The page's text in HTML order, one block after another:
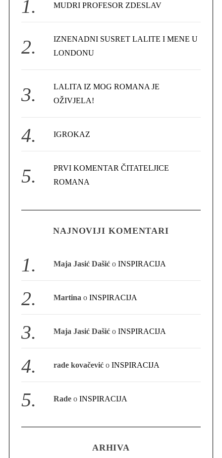
o
MUDRI PROFESOR ZDESLAV
IZNENADNI SUSRET LALITE I MENE U
LONDONU
LALITA IZ MOG ROMANA JE
OŽIVJELA!
IGROKAZ
PRVI KOMENTAR ČITATELJICE
ROMANA
NAJNOVIJI KOMENTARI
Maja Jasić Dašić oINSPIRACIJA
Martina oINSPIRACIJA
Maja Jasić Dašić oINSPIRACIJA
rade kovačević oINSPIRACIJA
Rade oINSPIRACIJA
ARHIVA
e
a
c
h
o
r